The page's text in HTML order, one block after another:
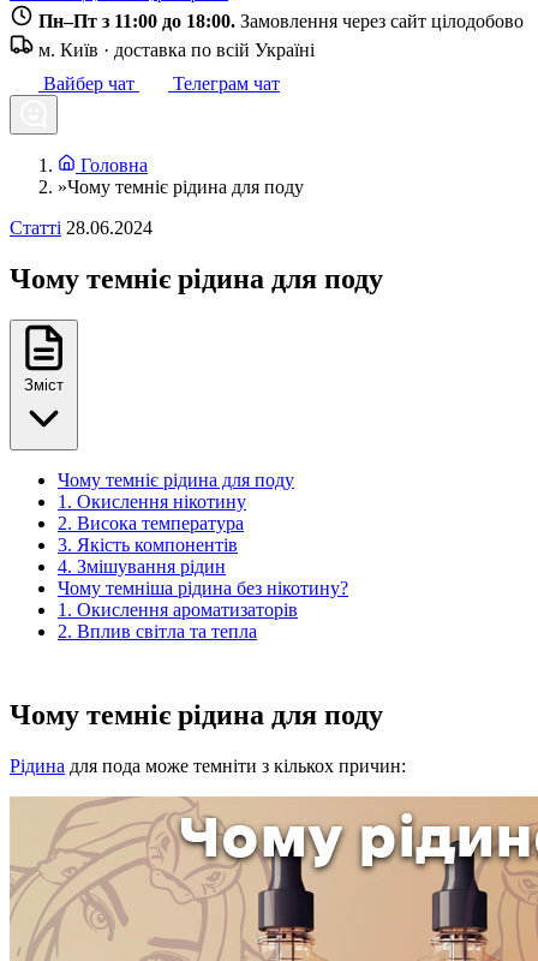
Пн–Пт з 11:00 до 18:00. Замовлення через сайт цілодобово
м. Київ · доставка по всій Україні
Вайбер чат
Телеграм чат
Головна
»Чому темніє рідина для поду
Статті 28.06.2024
Чому темніє рідина для поду
Зміст
Чому темніє рідина для поду
1. Окислення нікотину
2. Висока температура
3. Якість компонентів
4. Змішування рідин
Чому темніша рідина без нікотину?
1. Окислення ароматизаторів
2. Вплив світла та тепла
Чому темніє рідина для поду
Рідина для пода може темніти з кількох причин: